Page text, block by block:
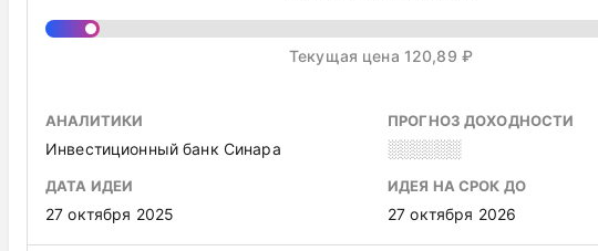
Текущая цена 120,89 ₽
АНАЛИТИКИ
Инвестиционный банк Синара
ПРОГНОЗ ДОХОДНОСТИ
░░░░░░
ДАТА ИДЕИ
27 октября 2025
ИДЕЯ НА СРОК ДО
27 октября 2026